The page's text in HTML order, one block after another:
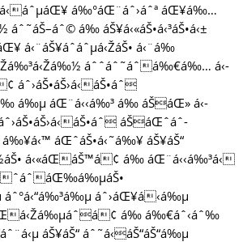
á‰°áŒ¨áˆ›áˆª áŒ¥á‰…
á‰ áŠ¥á‹«áŠ•á‹³áŠ•á‹±
á‹¨áŠ¥áˆ­áˆµá‹ŽáŠ• á‹¨á‰
áˆˆáˆ˜áˆá‰€á‰… á‹­
áˆ›áŠ•áŠ›á‹áŠ•áˆ
á‰µ áŒ¨á‹‹á‰³ á‰ áŠáŒ» á‹­
áŠáŒˆáˆ­
áŒˆáŠ•á‹˜á‰¥ áŠ¥áŠ“
á‹«áŒáŠ™á¢ á‰ áŒ¨á‹‹á‰³á‹
áˆ›áŒ¥á‹á‰µ
á‰ á‰€áˆ‹áˆ‰
áŠ¥áŠ“ áˆ˜á‹áŠ“áŠ“á‰µ